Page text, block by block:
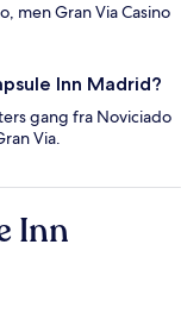
men Gran Via Casino
Inn Madrid?
gang fra Noviciado
Via.
Inn